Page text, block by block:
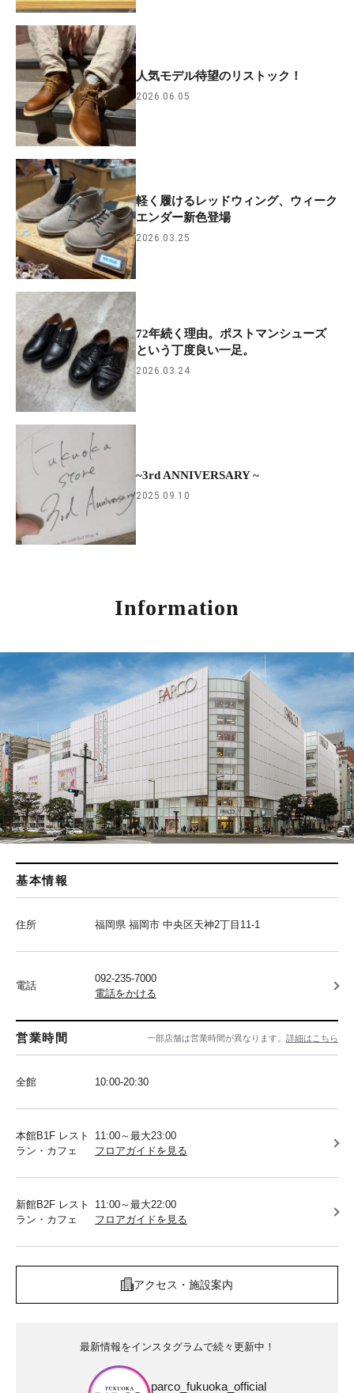
人気モデル待望のリストック！
2026.06.05
軽く履けるレッドウィング、ウィーク
エンダー新色登場
2026.03.25
72年続く理由。ポストマンシューズ
という丁度良い一足。
2026.03.24
~3rd ANNIVERSARY ~
2025.09.10
Information
基本情報
住所 福岡県 福岡市 中央区天神2丁目11-1
電話
092-235-7000
電話をかける
営業時間 一部店舗は営業時間が異なります。 詳細はこちら
全館 10:00-20:30
本館B1F レスト
ラン・カフェ
11:00～最大23:00
フロアガイドを見る
新館B2F レスト
ラン・カフェ
11:00～最大22:00
フロアガイドを見る
アクセス・施設案内
最新情報をインスタグラムで続々更新中！
parco_fukuoka_official